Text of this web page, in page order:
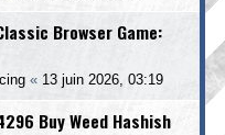
Browser Game:
« 13 juin 2026, 03:19
Buy Weed Hashish